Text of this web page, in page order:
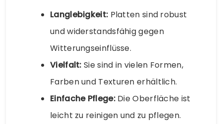
Langlebigkeit: Platten sind robust
und widerstandsfähig gegen
Witterungseinflüsse.
Vielfalt: Sie sind in vielen Formen,
Farben und Texturen erhältlich.
Einfache Pflege:Die Oberfläche ist
leicht zu reinigen und zu pflegen.